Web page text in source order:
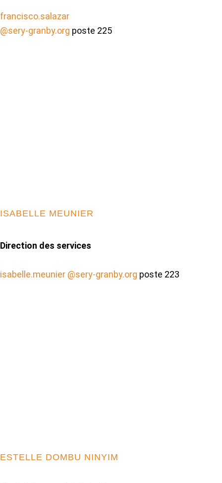
francisco.salazar
@sery-granby.org poste 225
ISABELLE MEUNIER
Direction des services
isabelle.meunier @sery-granby.org poste 223
ESTELLE DOMBU NINYIM